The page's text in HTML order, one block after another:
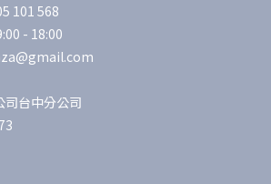
101 568
- 18:00
司台中分公司